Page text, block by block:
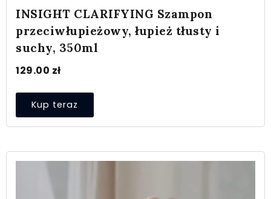
INSIGHT CLARIFYING Szampon
przeciwłupieżowy, łupież tłusty i
suchy, 350ml
129.00 zł
Kup teraz